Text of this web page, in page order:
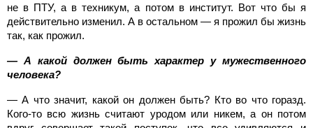
не в ПТУ, а в техникум, а потом в институт. Вот что бы я
действительно изменил. А в остальном — я прожил бы жизнь
так, как прожил.
— А какой должен быть характер у мужественного
человека?
— А что значит, какой он должен быть? Кто во что горазд.
Кого-то всю жизнь считают уродом или никем, а он потом